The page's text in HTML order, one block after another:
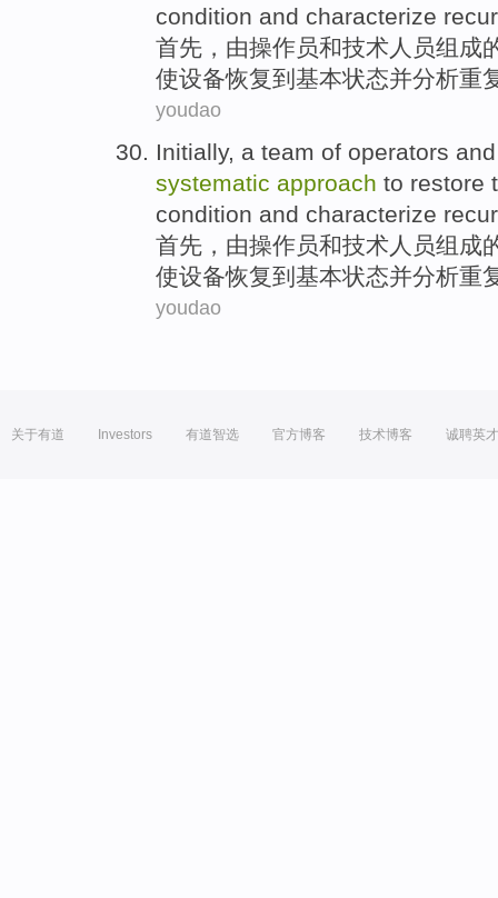
condition and characterize
首先 ，由操作员和技术人员组成
使设备恢复到 基本状态并分析重
youdao
Initially, a team of operators and
systematic approach to restore
condition and characterize
首先 ，由操作员和技术人员组成
使设备恢复到 基本状态并分析重
youdao
关于有道 Investors 有道智选 官方博客 技术博客 诚聘英才